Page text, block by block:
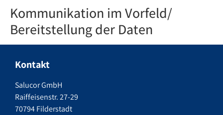
Kommunikation im Vorfeld/
Bereitstellung der Daten
Kontakt
Salucor GmbH
Raiffeisenstr. 27-29
70794 Filderstadt